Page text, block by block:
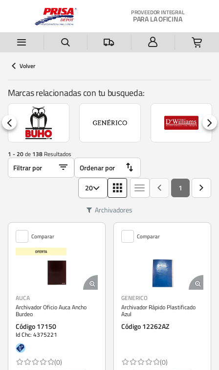
PROVEEDOR INTEGRAL
PARA LA OFICINA
Volver
Marcas relacionadas con tu busqueda:
1 - 20de 138 Resultados
20 1
Archivadores
Comparar
AUCA
Archivador Oficio Auca Ancho
Burdeo
Código 17150
Id Chc: 4375221
(0)
Comparar
GENERICO
Archivador Rápido Plastificado
Azul
Código 12262AZ
(0)